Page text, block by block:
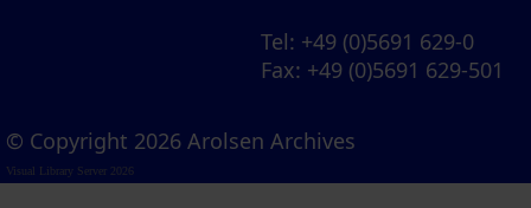
Tel: +49 (0)5691 629-0
Fax: +49 (0)5691 629-501
© Copyright 2026 Arolsen Archives
Visual Library Server 2026